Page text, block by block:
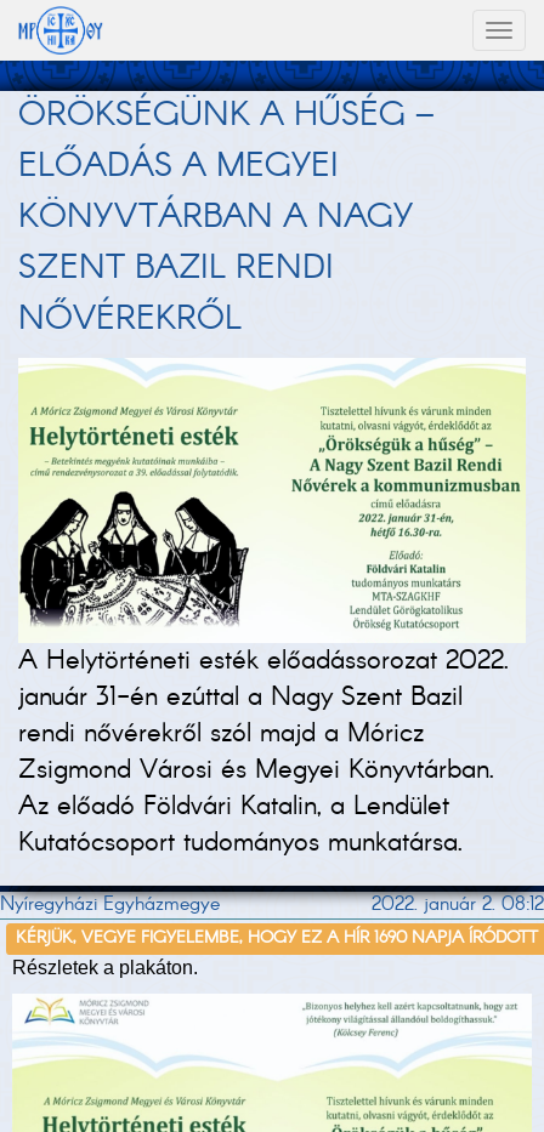
ÖRÖKSÉGÜNK A HŰSÉG –
ELŐADÁS A MEGYEI
KÖNYVTÁRBAN A NAGY
SZENT BAZIL RENDI
NŐVÉREKRŐL
A Helytörténeti esték előadássorozat 2022.
január 31-én ezúttal a Nagy Szent Bazil
rendi nővérekről szól majd a Móricz
Zsigmond Városi és Megyei Könyvtárban.
Az előadó Földvári Katalin, a Lendület
Kutatócsoport tudományos munkatársa.
Nyíregyházi Egyházmegye 2022. január 2. 08:12
KÉRJÜK, VEGYE FIGYELEMBE, HOGY EZ A HÍR 1690 NAPJA ÍRÓDOTT
Részletek a plakáton.